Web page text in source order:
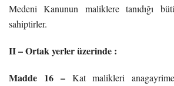
Medeni Kanunun maliklere tanıdığı
sahiptirler.
II – Ortak yerler üzerinde :
Madde 16 – Kat malikleri